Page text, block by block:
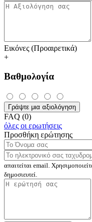
Εικόνες (Προαιρετικά)
+
Βαθμολογία
Γράψτε μια αξιολόγηση
FAQ (0)
όλες οι ερωτήσεις
Προσθήκη ερώτησης
απαιτείται email.
δημοσιευτεί.